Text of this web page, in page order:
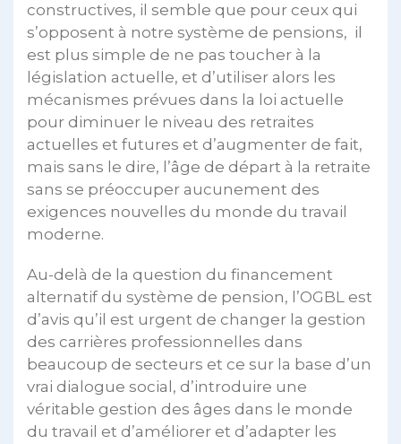
constructives, il semble que pour ceux qui
s’opposent à notre système de pensions, il
est plus simple de ne pas toucher à la
législation actuelle, et d’utiliser alors les
mécanismes prévues dans la loi actuelle
pour diminuer le niveau des retraites
actuelles et futures et d’augmenter de fait,
mais sans le dire, l’âge de départ à la retraite
sans se préoccuper aucunement des
exigences nouvelles du monde du travail
moderne.
Au-delà de la question du financement
alternatif du système de pension, l’OGBL est
d’avis qu’il est urgent de changer la gestion
des carrières professionnelles dans
beaucoup de secteurs et ce sur la base d’un
vrai dialogue social, d’introduire une
véritable gestion des âges dans le monde
du travail et d’améliorer et d’adapter les